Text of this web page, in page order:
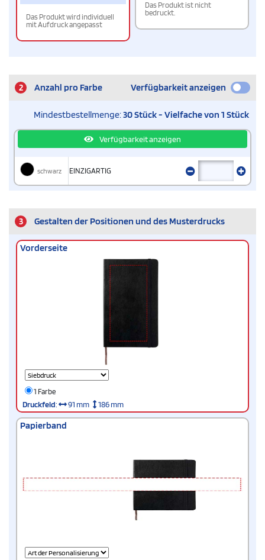
Das Produkt wird individuell
mit Aufdruck angepasst
Das Produkt ist nicht
bedruckt.
2 Anzahl pro Farbe Verfügbarkeit anzeigen
Mindestbestellmenge:30 Stück - Vielfache von 1 Stück
Verfügbarkeit anzeigen
schwarz EINZIGARTIG
3 Gestalten der Positionen und des Musterdrucks
Vorderseite
1 Farbe
Druckfeld: 91 mm 186 mm
Papierband